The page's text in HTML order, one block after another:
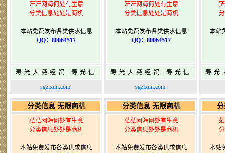
茫茫网海何处有生意
分类信息处处是商机
本站免费发布各类供求信息
QQ：80064517
寿光大尧经贸-寿光信
息网-免费信息发布网-
sgzixun.com
茫茫网海何处有生意
分类信息处处是商机
本站免费发布各类供求信息
QQ：80064517
寿光大尧经贸-寿光信
息网-免费信息发布网-
sgzixun.com
本站
寿光
分类信息 无限商机
茫茫网海何处有生意
分类信息处处是商机
本站免费发布各类供求信息
分类信息 无限商机
茫茫网海何处有生意
分类信息处处是商机
本站免费发布各类供求信息
本站